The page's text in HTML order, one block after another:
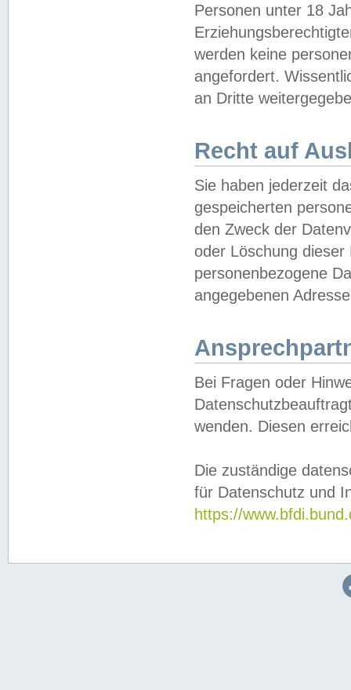
Personen unter 18
werden keine
angefordert.
an Dritte
Recht auf
Sie haben jederzeit
gespeicherten
den Zweck der
oder Löschung
personenbezogene
angegebenen
Bei Fragen oder
wenden. Diesen
Die zuständige
für Datenschutz und
https://